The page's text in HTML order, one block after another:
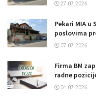
27.07.2026.
Pekari MIA
poslovima
07.07.2026.
Firma BM
radne
04.07.2026.